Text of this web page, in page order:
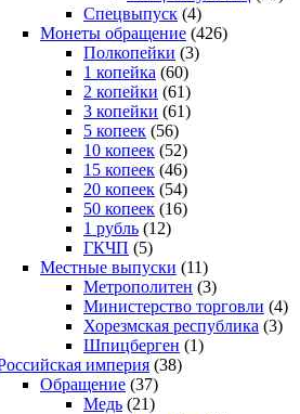
Спецвыпуск (4)
Монеты обращение (426)
Полкопейки (3)
1 копейка (60)
2 копейки (61)
3 копейки (61)
5 копеек (56)
10 копеек (52)
15 копеек (46)
20 копеек (54)
50 копеек (16)
1 рубль (12)
ГКЧП (5)
Местные выпуски (11)
Метрополитен (3)
Министерство торговли (4)
Хорезмская республика (3)
Шпицберген (1)
империя (38)
Обращение (37)
Медь (21)